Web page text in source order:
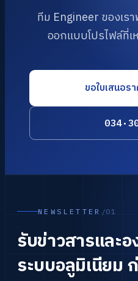
ทีม Engineer ของเร
ออกแบบโปรไฟล์ที่
ขอใบเสนอร
NEWSLETTER /01
รับข่าวสารและอ
ระบบอลูมิเนียม